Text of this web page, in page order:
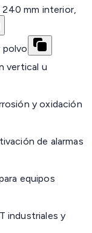
mm interior,
polvo
vertical u
y oxidación
de alarmas
equipos
industriales y